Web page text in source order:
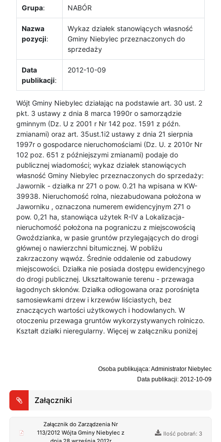
Grupa: NABÓR
Nazwa
pozycji:
Wykaz działek stanowiących własność
Gminy Niebylec przeznaczonych do
sprzedaży
Data
publikacji:
2012-10-09
Wójt Gminy Niebylec działając na podstawie art. 30 ust. 2
pkt. 3 ustawy z dnia 8 marca 1990r o samorządzie
gminnym (Dz. U z 2001 r Nr 142 poz. 1591 z późn.
zmianami) oraz art. 35ust.1i2 ustawy z dnia 21 sierpnia
1997r o gospodarce nieruchomościami (Dz. U. z 2010r Nr
102 poz. 651 z późniejszymi zmianami) podaje do
publicznej wiadomości; wykaz działek stanowiących
własność Gminy Niebylec przeznaczonych do sprzedaży:
Jawornik - działka nr 271 o pow. 0.21 ha wpisana w KW-
39938. Nieruchomość rolna, niezabudowana położona w
Jaworniku , oznaczona numerem ewidencyjnym 271 o
pow. 0,21 ha, stanowiąca użytek R-IV a Lokalizacja-
nieruchomość położona na pograniczu z miejscowością
Gwoździanka, w pasie gruntów przylegających do drogi
głównej o nawierzchni bitumicznej. W pobliżu
zakrzaczony wąwóz. Średnie oddalenie od zabudowy
miejscowości. Działka nie posiada dostępu ewidencyjnego
do drogi publicznej. Ukształtowanie terenu - przewaga
łagodnych skłonów. Działka odłogowana oraz porośnięta
samosiewkami drzew i krzewów liściastych, bez
znaczących wartości użytkowych i hodowlanych. W
otoczeniu przewaga gruntów wykorzystywanych rolniczo.
Kształt działki nieregularny. Więcej w załączniku poniżej
Osoba publikująca: Administrator Niebylec
Data publikacji: 2012-10-09
Załączniki
Załącznik do Zarządzenia Nr
113/2012 Wójta Gminy Niebylec z
Ilość pobrań: 3